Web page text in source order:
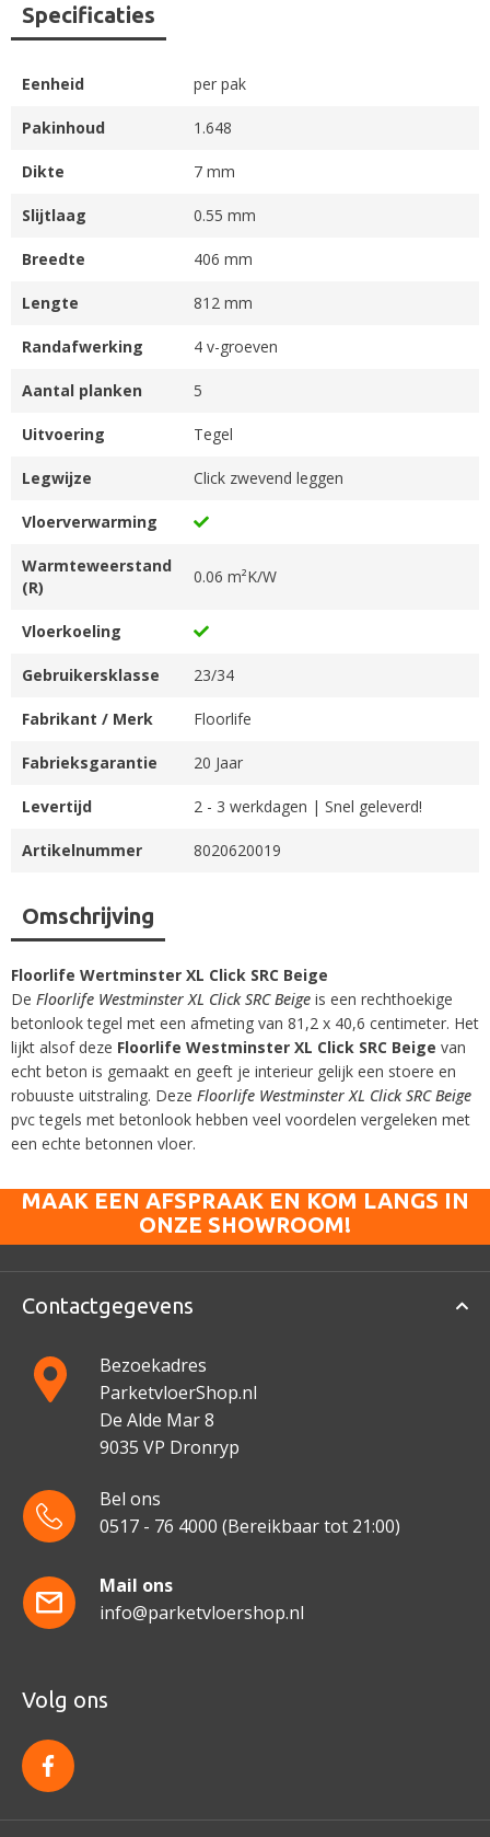
Specificaties
Eenheid per pak
Pakinhoud 1.648
Dikte 7 mm
Slijtlaag 0.55 mm
Breedte 406 mm
Lengte 812 mm
Randafwerking 4 v-groeven
Aantal planken 5
Uitvoering Tegel
Legwijze Click zwevend leggen
Vloerverwarming
Warmteweerstand
(R)
0.06 m²K/W
Vloerkoeling
Gebruikersklasse 23/34
Fabrikant / Merk Floorlife
Fabrieksgarantie 20 Jaar
Levertijd 2 - 3 werkdagen | Snel geleverd!
Artikelnummer 8020620019
Omschrijving
Floorlife Wertminster XL Click SRC Beige
De Floorlife Westminster XL Click SRC Beige is een rechthoekige
betonlook tegel met een afmeting van 81,2 x 40,6 centimeter. Het
lijkt alsof deze Floorlife Westminster XL Click SRC Beige van
echt beton is gemaakt en geeft je interieur gelijk een stoere en
robuuste uitstraling. Deze Floorlife Westminster XL Click SRC Beige
pvc tegels met betonlook hebben veel voordelen vergeleken met
een echte betonnen vloer.
MAAK EEN AFSPRAAK EN KOM LANGS IN
ONZE SHOWROOM!
Contactgegevens
Bezoekadres
ParketvloerShop.nl
De Alde Mar 8
9035 VP Dronryp
Bel ons
0517 - 76 4000 (Bereikbaar tot 21:00)
Mail ons
info@parketvloershop.nl
Volg ons
f
a
c
e